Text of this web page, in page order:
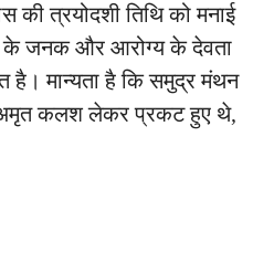
की त्रयोदशी तिथि को मनाई
के जनक और आरोग्य के देवता
है। मान्यता है कि समुद्र मंथन
कलश लेकर प्रकट हुए थे,